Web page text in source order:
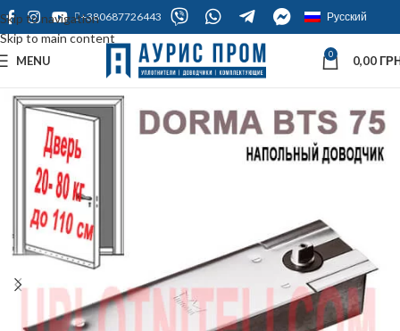
Skip to navigation
Skip to main content
+380687726443 Русский
MENU 0 0,00